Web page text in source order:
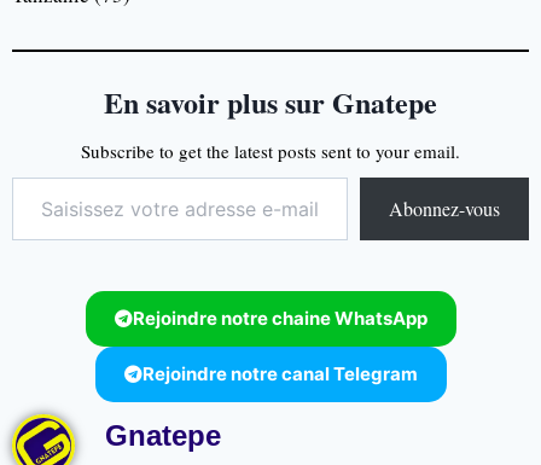
En savoir plus sur Gnatepe
Subscribe to get the latest posts sent to your email.
Abonnez-vous
Rejoindre notre chaine WhatsApp
Rejoindre notre canal Telegram
Gnatepe